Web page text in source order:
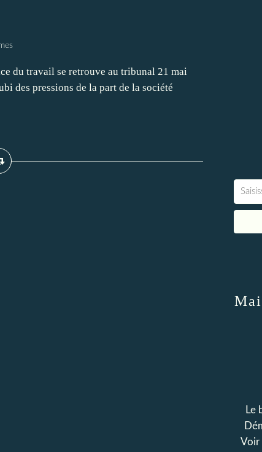
du travail se retrouve au tribunal 21 mai
des pressions de la part de la société
Le
Voir